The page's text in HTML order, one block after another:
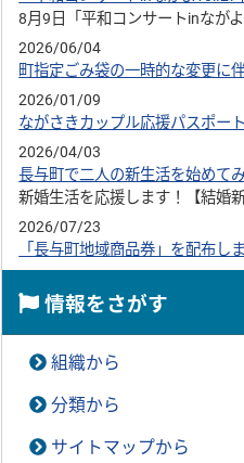
8月9日「平和コンサートinなが
2026/06/04
町指定ごみ袋の一時的な変更に
2026/01/09
ながさきカップル応援パスポー
2026/04/03
長与町で二人の新生活を始めて
新婚生活を応援します！【結婚
2026/07/23
「長与町地域商品券」を配布し
情報をさがす
組織から
分類から
サイトマップから